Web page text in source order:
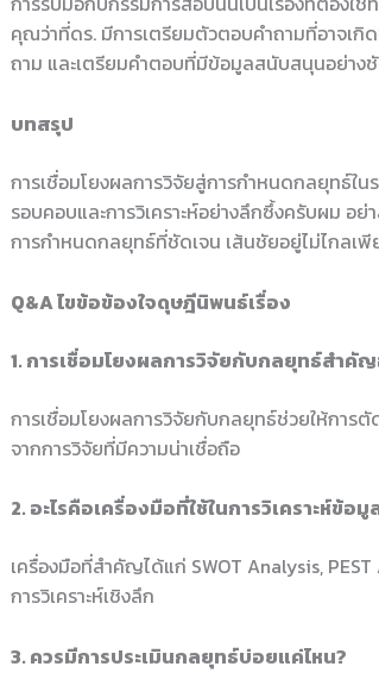
คุณว่าที่ดร. มีการเตรียมตัวตอบคำถามที่อาจเกิ
ถาม และเตรียมคำตอบที่มีข้อมูลสนับสนุนอย่าง
บทสรุป
การเชื่อมโยงผลการวิจัยสู่การกำหนดกลยุทธ์ใน
รอบคอบและการวิเคราะห์อย่างลึกซึ้งครับผม
การกำหนดกลยุทธ์ที่ชัดเจน เส้นชัยอยู่ไม่ไกลเ
Q&A ไขข้อข้องใจดุษฎีนิพนธ์เรื่อง
1. การเชื่อมโยงผลการวิจัยกับกลยุทธ์สำคัญ
การเชื่อมโยงผลการวิจัยกับกลยุทธ์ช่วยให้การ
จากการวิจัยที่มีความน่าเชื่อถือ
2. อะไรคือเครื่องมือที่ใช้ในการวิเคราะห์ข้อมู
เครื่องมือที่สำคัญได้แก่ SWOT Analysis,
การวิเคราะห์เชิงลึก
3. ควรมีการประเมินกลยุทธ์บ่อยแค่ไหน?